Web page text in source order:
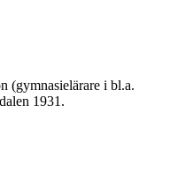
(gymnasielärare i bl.a.
1931.